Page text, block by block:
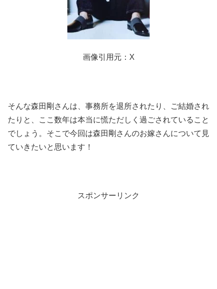
画像引用元：X
そんな森田剛さんは、事務所を退所されたり、ご結婚され
たりと、ここ数年は本当に慌ただしく過ごされていること
でしょう。そこで今回は森田剛さんのお嫁さんについて見
ていきたいと思います！
スポンサーリンク